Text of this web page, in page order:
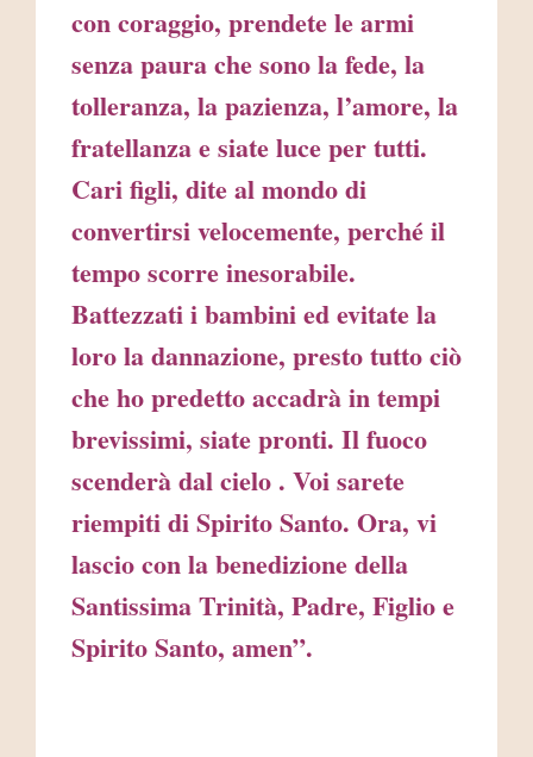
con coraggio, prendete le armi
senza paura che sono la fede, la
tolleranza, la pazienza, l’amore, la
fratellanza e siate luce per tutti.
Cari figli, dite al mondo di
convertirsi velocemente, perché il
tempo scorre inesorabile.
Battezzati i bambini ed evitate la
loro la dannazione, presto tutto ciò
che ho predetto accadrà in tempi
brevissimi, siate pronti. Il fuoco
scenderà dal cielo . Voi sarete
riempiti di Spirito Santo. Ora, vi
lascio con la benedizione della
Santissima Trinità, Padre, Figlio e
Spirito Santo, amen”.